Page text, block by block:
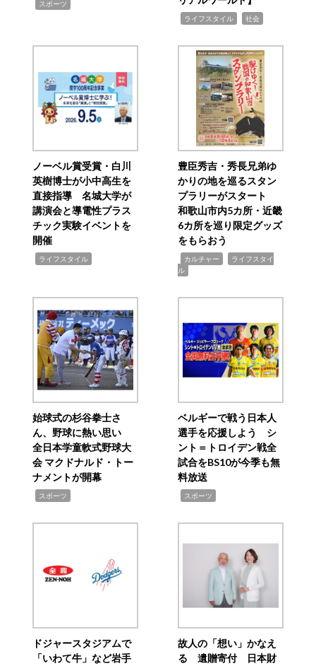
スポーツ
ライフスタイル 社会
ノーベル賞受賞・白川
英樹博士が小中高生を
直接指導 名城大学が
講演会と導電性プラス
チック実験イベントを
開催
ライフスタイル
豊臣秀吉・秀長兄弟ゆ
かりの地を巡るスタン
プラリーがスタート
和歌山市内5カ所・近畿
6カ所を巡り限定グッズ
をもらおう
カルチャー
ライフスタイ
ル
始球式の杉谷拳士さ
ん、野球に熱い思い
全日本学童軟式野球大
会 マクドナルド・トー
ナメントが開幕
スポーツ
ベルギーで戦う日本人
選手を応援しよう シ
ント＝トロイデン戦全
試合をBS10が今季も無
料放送
スポーツ
ドジャースタジアムで
「いわて牛」など岩手
故人の「想い」かなえ
る 遺贈寄付 日本財